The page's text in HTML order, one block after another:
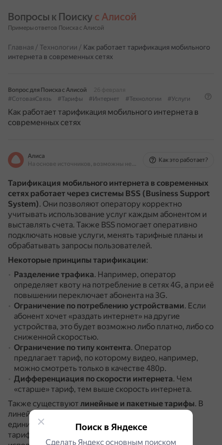
Вопросы к Поиску с Алисой
Примеры ответов Поиска с Алисой
Главная / Технологии / Как работает тарификация мобильного
интернета в современных сетях
Вопрос для Поиска с Алисой
26 февраля
#СотоваяСвязь
#Тарифы #Интернет #Технологии #Услуги
Как работает тарификация мобильного интернета в
современных сетях
Алиса
На основе источников, возможны неточности
Как это работает?
Тарификация мобильного интернета в современных
сетях работает через системы BSS (Business Support
System). Они позволяют оператору корректно
учитывать использование услуг каждым абонентом и
выставлять счета. Также BSS помогает оперативно
подключать новые услуги, менять тарифные планы и
обрабатывать запросы пользователей.
Некоторые принципы тарификации:
Разделение трафика. Например, оператор
определяет квоту на потребление в сетях 4G, а при её
повышении переключает абонента на 3G.
Ограничение по потреблению устройствами. Если
абонент хочет «раздать интернет» на другие
устройства, это будет возможно либо платно, либо со
сниженной скоростью.
Ограничение по типу контента. Оператор
предлагает тариф, по которому видео, например,
можно смотреть только в качестве 480p.
Дифференциация по скорости интернета. Чем
«старше» тариф, тем выше скорость интернета.
Также существуют линейные и пакетные тарифы. В
линейных тарифах оплата происходит за каждую
единицу трафика отдельно. Абоненты пакетных
тарифов платят фиксированную сумму за
Поиск в Яндексе
Сделать Яндекс основным поиском